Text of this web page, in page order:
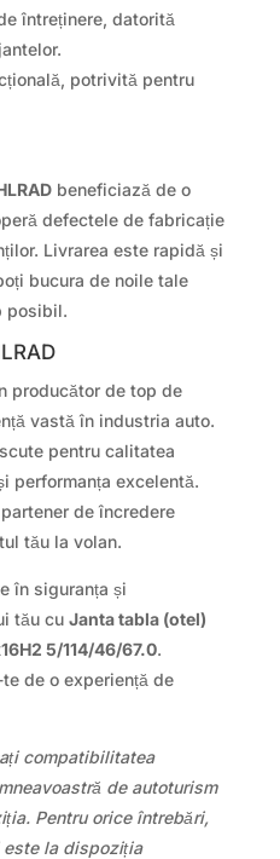
întreținere, datorită
potrivită pentru
beneficiază de o
defectele de fabricație
Livrarea este rapidă și
bucura de noile tale
posibil.
producător de top de
vastă în industria auto.
pentru calitatea
performanța excelentă.
de încredere
tău la volan.
în siguranța și
tău cu Janta tabla (otel)
5/114/46/67.0.
de o experiență de
compatibilitatea
de autoturism
Pentru orice întrebări,
este la dispoziția